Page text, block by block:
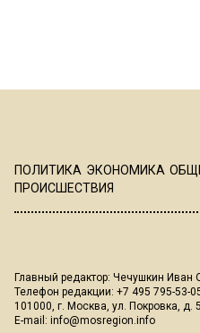
ПОЛИТИКА ЭКОНОМИКА
ПРОИСШЕСТВИЯ
Главный редактор: Чечушкин Иван
Телефон редакции: +7 495 795-53-
101000, г. Москва, ул. Покровка, д. 5
E-mail: info@mosregion.info